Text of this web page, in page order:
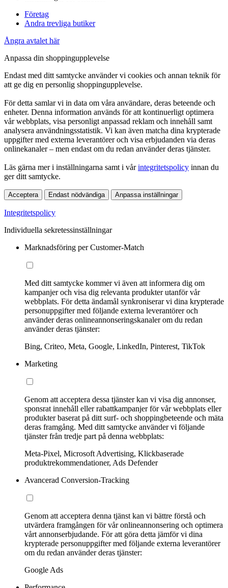
Företag
Andra trevliga butiker
Ångra avtalet här
Anpassa din shoppingupplevelse
Endast med ditt samtycke använder vi cookies och annan teknik för
att ge dig en personlig shoppingupplevelse.
För detta samlar vi in data om våra användare, deras beteende och
enheter. Denna information används för att kontinuerligt optimera
vår webbplats, visa personligt anpassad reklam och innehåll samt
analysera användningsstatistik. Vi kan även matcha dina krypterade
uppgifter med externa leverantörer och visa erbjudanden via deras
onlinekanaler – men endast om du redan använder deras tjänster.
Läs gärna mer i inställningarna samt i vårintegritetspolicy innan du
ger ditt samtycke.
Acceptera Endast nödvändiga Anpassa inställningar
Integritetspolicy
Individuella sekretessinställningar
Marknadsföring per Customer-Match
Med ditt samtycke kommer vi även att informera dig om
kampanjer och visa dig relevanta produkter utanför vår
webbplats. För detta ändamål synkroniserar vi dina krypterade
personuppgifter med följande externa leverantörer och
använder deras onlineannonseringskanaler om du redan
använder deras tjänster:
Bing, Criteo, Meta, Google, LinkedIn, Pinterest, TikTok
Marketing
Genom att acceptera dessa tjänster kan vi visa dig annonser,
sponsrat innehåll eller rabattkampanjer för vår webbplats eller
produkter baserat på ditt surf- och shoppingbeteende och mäta
deras framgång. Med ditt samtycke använder vi följande
tjänster från tredje part på denna webbplats:
Meta-Pixel, Microsoft Advertising, Klickbaserade
produktrekommendationer, Ads Defender
Avancerad Conversion-Tracking
Genom att acceptera denna tjänst kan vi bättre förstå och
utvärdera framgången för vår onlineannonsering och optimera
vårt annonserbjudande. För att göra detta jämför vi dina
krypterade personuppgifter med följande externa leverantörer
om du redan använder deras tjänster:
Google Ads